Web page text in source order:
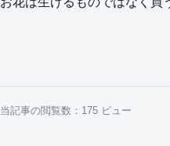
当記事の閲覧数：175 ビュー